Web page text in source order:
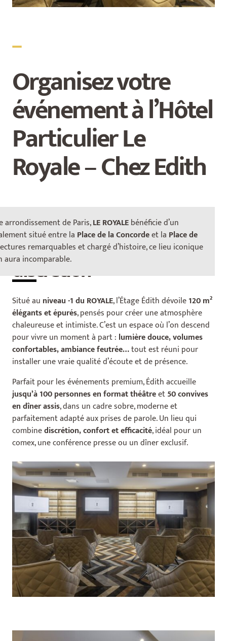
Organisez votre
événement à l’Hôtel
Particulier Le
Royale – Chez Edith
arrondissement de Paris,LE ROYALEbénéficie d’un
situé entre la Place de la Concordeet la Place de
remarquables et chargé d’histoire, ce lieu iconique
aura incomparable.
Entre élégance et
discrétion
Situé au niveau -1 du ROYALE, l’Étage Édith dévoile120 m²
élégants et épurés, pensés pour créer une atmosphère
chaleureuse et intimiste. C’est un espace où l’on descend
pour vivre un moment à part : lumière douce, volumes
confortables, ambiance feutrée…tout est réuni pour
installer une vraie qualité d’écoute et de présence.
Parfait pour les événements premium, Édith accueille
jusqu’à 100 personnes en format théâtreet50 convives
en dîner assis, dans un cadre sobre, moderne et
parfaitement adapté aux prises de parole. Un lieu qui
combinediscrétion, confort et efficacité, idéal pour un
comex, une conférence presse ou un dîner exclusif.